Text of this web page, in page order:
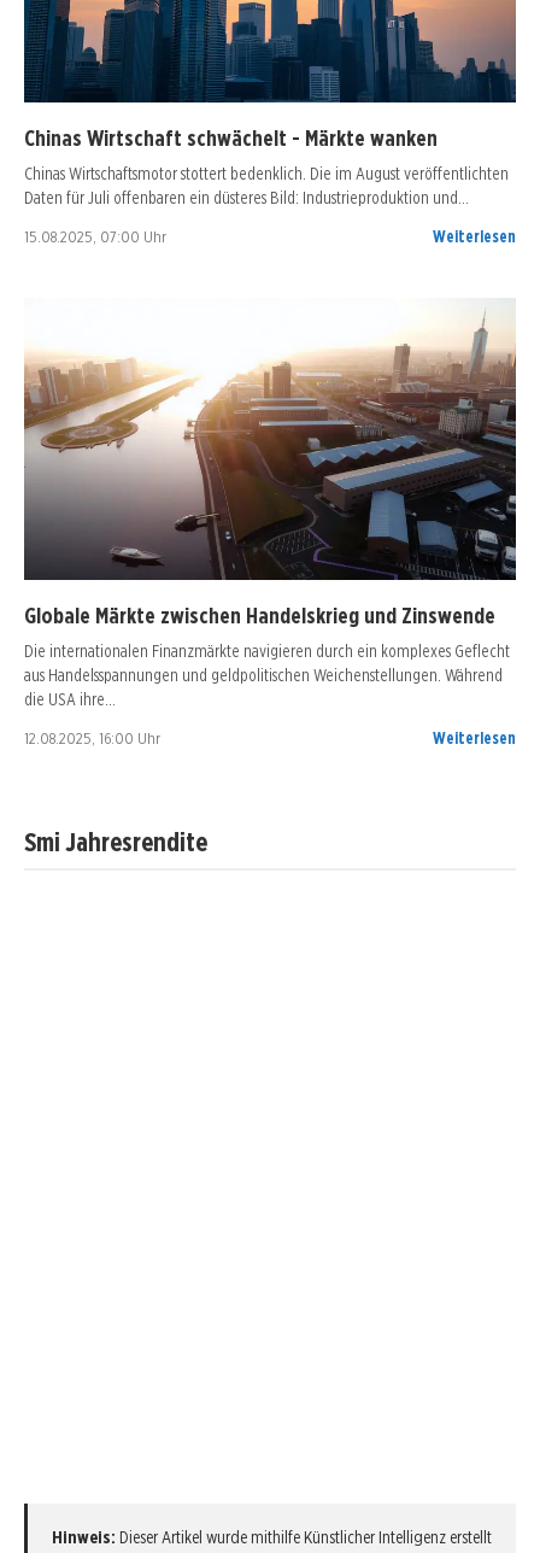
Chinas Wirtschaft schwächelt - Märkte wanken
Chinas Wirtschaftsmotor stottert bedenklich. Die im August veröffentlichten
Daten für Juli offenbaren ein düsteres Bild: Industrieproduktion und…
15.08.2025, 07:00 Uhr Weiterlesen
Globale Märkte zwischen Handelskrieg und Zinswende
Die internationalen Finanzmärkte navigieren durch ein komplexes Geflecht
aus Handelsspannungen und geldpolitischen Weichenstellungen. Während
die USA ihre…
12.08.2025, 16:00 Uhr Weiterlesen
Smi Jahresrendite
Hinweis: Dieser Artikel wurde mithilfe Künstlicher Intelligenz erstellt